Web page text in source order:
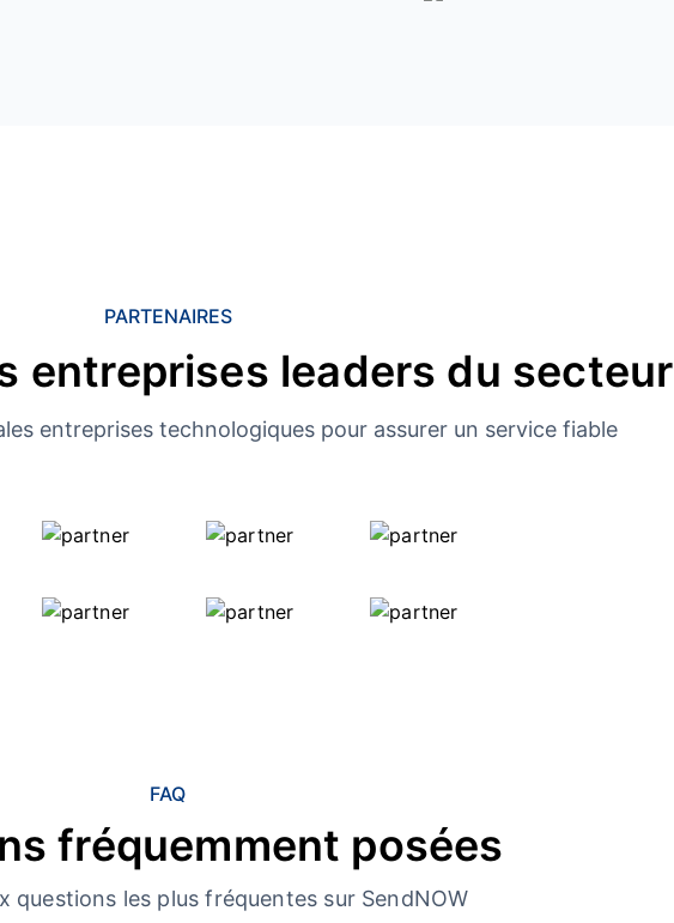
PARTENAIRES
entreprises leaders du secteur
entreprises technologiques pour assurer un service fiable
FAQ
fréquemment posées
questions les plus fréquentes sur SendNOW